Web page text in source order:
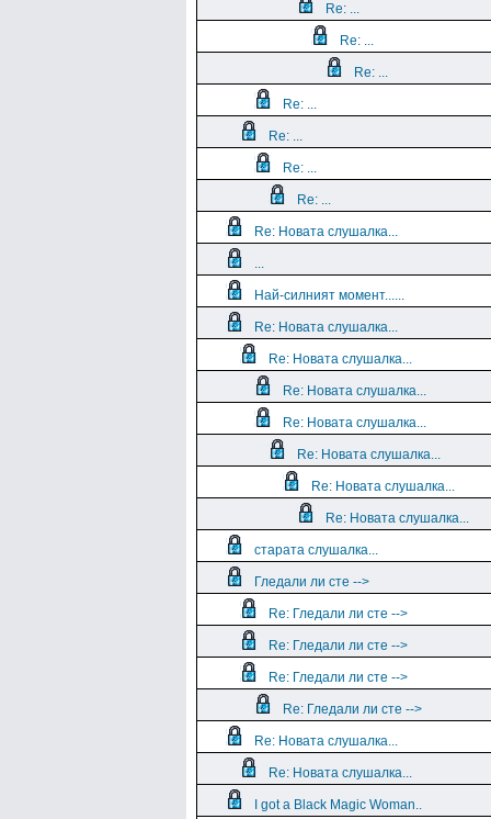
Re: ...
Re: ...
Re: ...
Re: ...
Re: ...
Re: ...
Re: ...
Re: Новата слушалка...
...
Най-силният момент......
Re: Новата слушалка...
Re: Новата слушалка...
Re: Новата слушалка...
Re: Новата слушалка...
Re: Новата слушалка...
Re: Новата слушалка...
Re: Новата слушалка...
старата слушалка...
Гледали ли сте -->
Re: Гледали ли сте -->
Re: Гледали ли сте -->
Re: Гледали ли сте -->
Re: Гледали ли сте -->
Re: Новата слушалка...
Re: Новата слушалка...
I got a Black Magic Woman..